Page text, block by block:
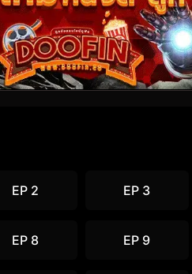
EP 2 EP 3
EP 8 EP 9